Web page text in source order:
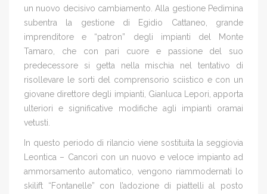
un nuovo decisivo cambiamento. Alla gestione Pedimina
subentra la gestione di Egidio Cattaneo, grande
imprenditore e “patron” degli impianti del Monte
Tamaro, che con pari cuore e passione del suo
predecessore si getta nella mischia nel tentativo di
risollevare le sorti del comprensorio sciistico e con un
giovane direttore degli impianti, Gianluca Lepori, apporta
ulteriori e significative modifiche agli impianti oramai
vetusti.
In questo periodo di rilancio viene sostituita la seggiovia
Leontica – Cancorì con un nuovo e veloce impianto ad
ammorsamento automatico, vengono riammodernati lo
skilift “Fontanelle” con l’adozione di piattelli al posto